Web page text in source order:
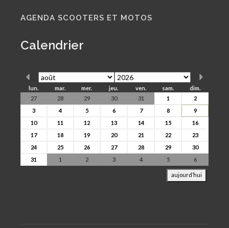
AGENDA SCOOTERS ET MOTOS
Calendrier
lun. mar. mer. jeu. ven. sam.
dim.
27
28 29 30 31 1
2
3
4 5 6 7 8
9
10
11 12 13 14 15
16
17
18 19 20 21 22
23
24
25 26 27 28 29
30
31
1 2 3 4 5 6
aujourd’hui